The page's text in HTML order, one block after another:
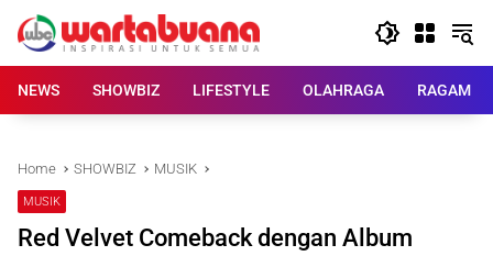
content
NEWS
SHOWBIZ LIFESTYLE OLAHRAGA RAGAM
Home SHOWBIZ MUSIK
MUSIK
Red Velvet Comeback dengan Album